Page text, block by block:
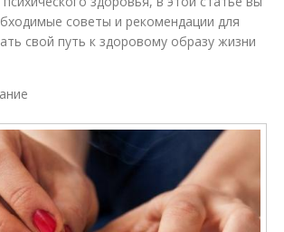
советы и рекомендации для
свой путь к здоровому образу жизни